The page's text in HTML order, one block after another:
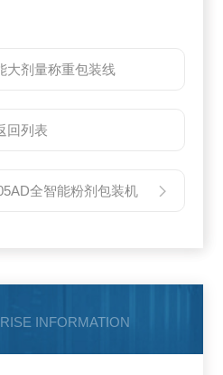
大剂量称重包装线
回列表
全智能粉剂包装机
INFORMATION